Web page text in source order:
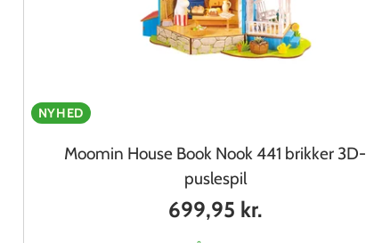
NYHED
Moomin House Book Nook 441 brikker 3D-
puslespil
699,95 kr.